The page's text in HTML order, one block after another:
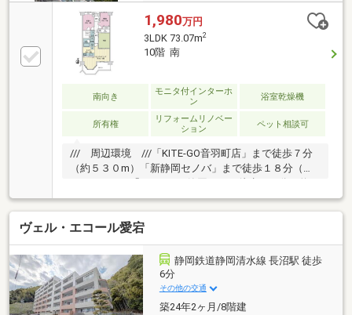
1,980万円
3LDK 73.07m2
10階 南
南向き
モニタ付インターホ
ン
浴室乾燥機
所有権
リフォームリノベー
ション
ペット相談可
/// 周辺環境 ///「KITE-GO音羽町店」まで徒歩７分
（約５３０m）「新静岡セノバ」まで徒歩１８分（約
４５０m）「伝馬町小学校」まで徒歩１３分（約１０
３０m）「城内中学校」まで徒歩２２分（１７４０
m）「清水山公園」まで徒歩６分（約４５０ｍ）室内
クロス張替え、トイレ便器交換（2026年3月施工済）
眺望、日当たりは永続的に保証されるものではござい
ません
ヴェル・エコール愛宕
静岡鉄道静岡清水線 長沼駅 徒歩
6分
その他の交通
築24年2ヶ月/8階建